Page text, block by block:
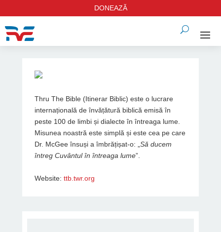
DONEAZĂ
Thru The Bible (Itinerar Biblic) este o lucrare
internațională de învățătură biblică emisă în
peste 100 de limbi și dialecte în întreaga lume.
Misunea noastră este simplă și este cea pe care
Dr. McGee însuși a îmbrățișat-o: „ Să ducem
întreg Cuvântul în întreaga lume”.
Website: ttb.twr.org